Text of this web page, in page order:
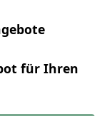
für Ihren